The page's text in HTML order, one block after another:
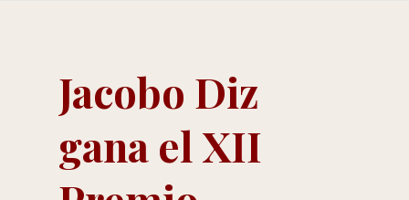
Jacobo Diz
gana el XII